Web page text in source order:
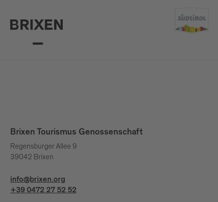
Brixen Tourismus Genossenschaft
Regensburger Allee 9
39042 Brixen
info@brixen.org
+39 0472 27 52 52